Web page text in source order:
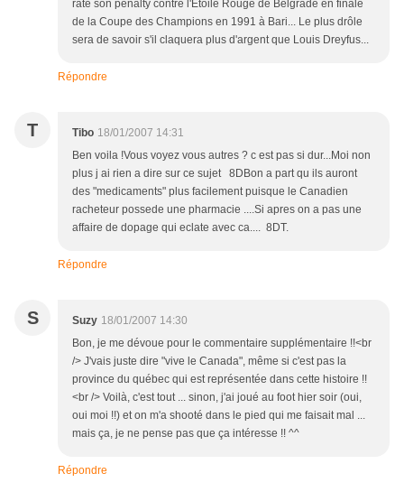
raté son penalty contre l'Etoile Rouge de Belgrade en finale
de la Coupe des Champions en 1991 à Bari... Le plus drôle
sera de savoir s'il claquera plus d'argent que Louis Dreyfus...
Répondre
T Tibo 18/01/2007 14:31
Ben voila !Vous voyez vous autres ? c est pas si dur...Moi non
plus j ai rien a dire sur ce sujet 8DBon a part qu ils auront
des "medicaments" plus facilement puisque le Canadien
racheteur possede une pharmacie ....Si apres on a pas une
affaire de dopage qui eclate avec ca.... 8DT.
Répondre
S Suzy 18/01/2007 14:30
Bon, je me dévoue pour le commentaire supplémentaire !!<br
/> J'vais juste dire "vive le Canada", même si c'est pas la
province du québec qui est représentée dans cette histoire !!
<br /> Voilà, c'est tout ... sinon, j'ai joué au foot hier soir (oui,
oui moi !!) et on m'a shooté dans le pied qui me faisait mal ...
mais ça, je ne pense pas que ça intéresse !! ^^
Répondre